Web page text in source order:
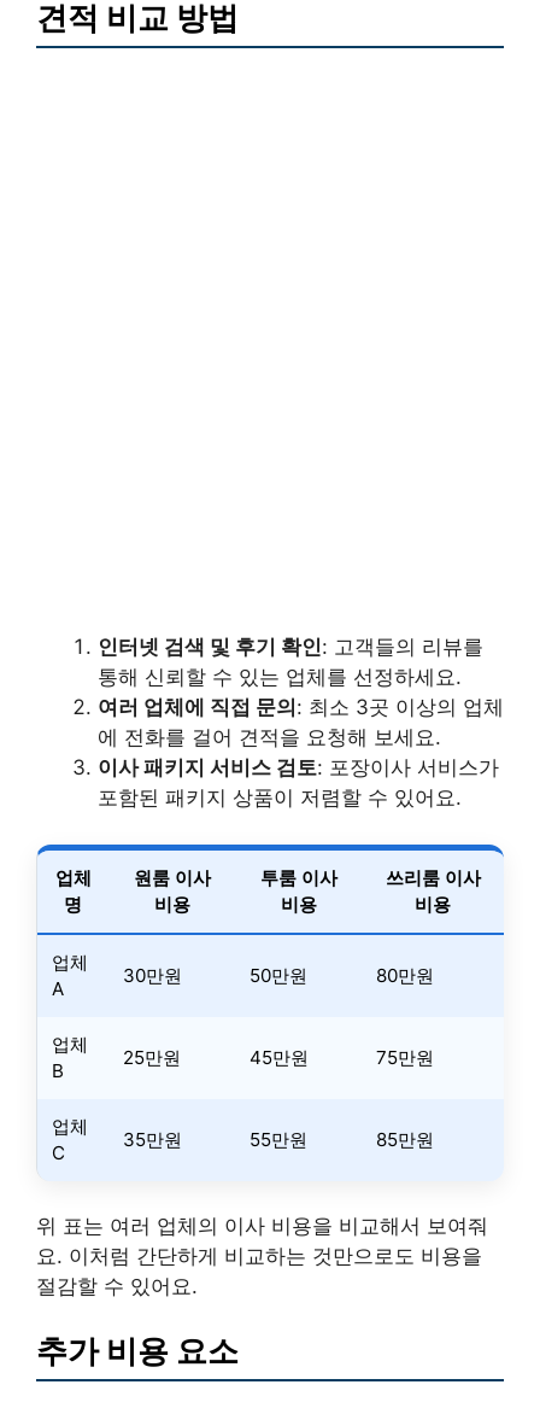
견적 비교 방법
인터넷 검색 및 후기 확인: 고객들의 리뷰를
통해 신뢰할 수 있는 업체를 선정하세요.
여러 업체에 직접 문의 : 최소 3곳 이상의 업체
에 전화를 걸어 견적을 요청해 보세요.
이사 패키지 서비스 검토: 포장이사 서비스가
포함된 패키지 상품이 저렴할 수 있어요.
업체
명
원룸 이사
비용
투룸 이사
비용
쓰리룸 이사
비용
업체
A
30만원 50만원 80만원
업체
B
25만원 45만원 75만원
업체
C
35만원 55만원 85만원
위 표는 여러 업체의 이사 비용을 비교해서 보여줘
요. 이처럼 간단하게 비교하는 것만으로도 비용을
절감할 수 있어요.
추가 비용 요소